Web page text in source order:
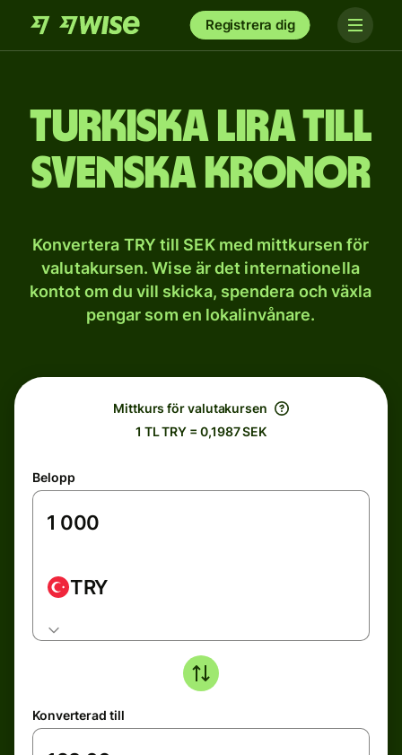
Registrera dig
Turkiska lira till
svenska kronor
Konvertera TRY till SEK med mittkursen för
valutakursen. Wise är det internationella
kontot om du vill skicka, spendera och växla
pengar som en lokalinvånare.
Mittkurs för valutakursen
1 TL TRY = 0,1987 SEK
Belopp
TRY
Konverterad till